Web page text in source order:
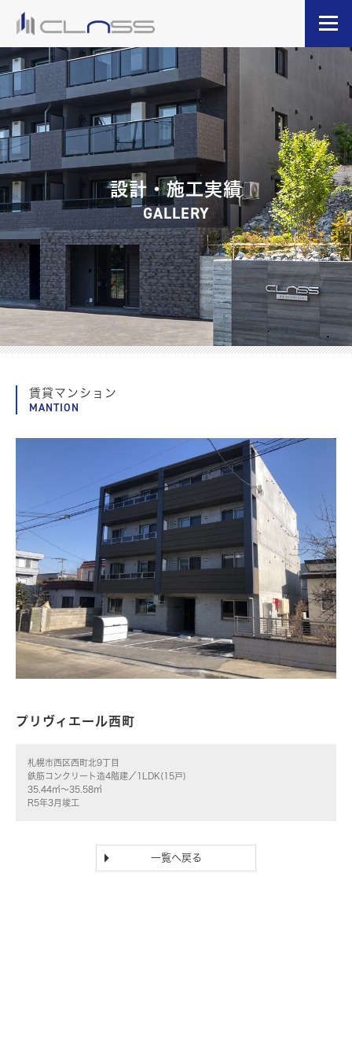
設計・施工実績
GALLERY
賃貸マンション
MANTION
プリヴィエール西町
札幌市西区西町北9丁目
鉄筋コンクリート造4階建／1LDK(15戸)
35.44㎡～35.58㎡
R5年3月竣工
一覧へ戻る